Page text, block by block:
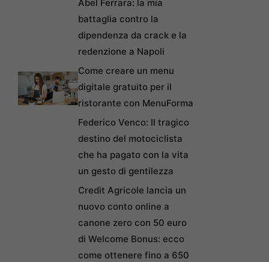
Abel Ferrara: la mia
battaglia contro la
dipendenza da crack e la
redenzione a Napoli
Come creare un menu
digitale gratuito per il
ristorante con MenuForma
Federico Venco: Il tragico
destino del motociclista
che ha pagato con la vita
un gesto di gentilezza
Credit Agricole lancia un
nuovo conto online a
canone zero con 50 euro
di Welcome Bonus: ecco
come ottenere fino a 650